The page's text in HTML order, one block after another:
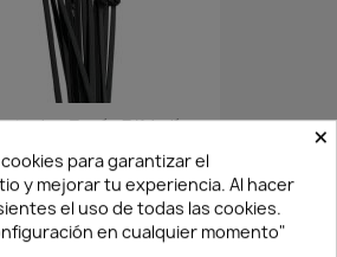
7/14 días
9X798MM - PACK...
20,62 €14,43 €
×
para garantizar el
y mejorar tu experiencia. Al hacer
el uso de todas las cookies.
en cualquier momento"